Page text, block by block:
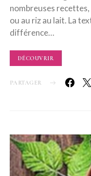
nombreuses
ou au riz au lait. La
différence…
DÉCOUVRIR
PARTAGER